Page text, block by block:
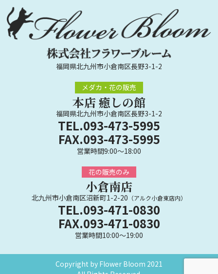
福岡県北九州市小倉南区長野3-1-2
メダカ・花の販売
本店 癒しの館
福岡県北九州市小倉南区長野3-1-2
TEL.093-473-5995
FAX.093-473-5995
営業時間9:00～18:00
花の販売のみ
小倉南店
北九州市小倉南区沼新町1-2-20 （アルク小倉東店内）
TEL.093-471-0830
FAX.093-471-0830
営業時間10:00～19:00
Copyright by Flower Bloom 2021